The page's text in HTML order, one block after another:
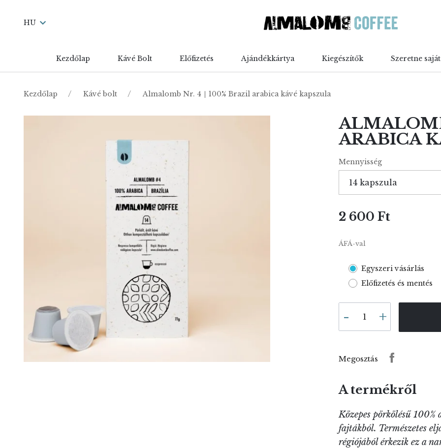
HU
Kezdőlap Kávé Bolt Előfizetés Ajándékkártya Kiegészítők Szeretne
Kezdőlap Kávé bolt Almalomb Nr. 4 ∣ 100% Brazil arabica kávé kapszula
ARABICA
Mennyisség
2 600 Ft
ÁFÁ-val
Egyszeri vásárlás
Előfizetés és mentés
Megosztás
A termékről
Közepes pörkölésű
fajtákból. Természetes
régiójából érkezik ez a